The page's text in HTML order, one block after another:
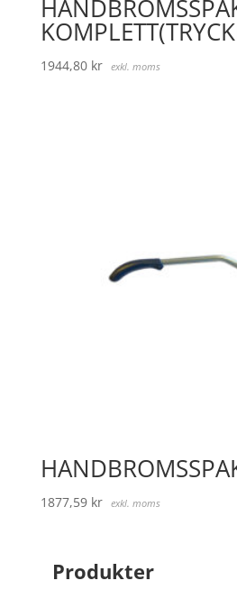
1944,80 kr exkl. moms
1877,59 kr exkl. moms
Produkter